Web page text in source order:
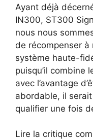
Ayant déjà
IN300, ST300
nous nous
de récompenser à
système haute-
puisqu’il combine
avec l’avantage
abordable, il
qualifier une fois
Lire la critique